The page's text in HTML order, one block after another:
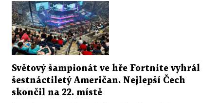
Světový šampionát ve hře Fortnite vyhrál
šestnáctiletý Američan. Nejlepší Čech
skončil na 22. místě